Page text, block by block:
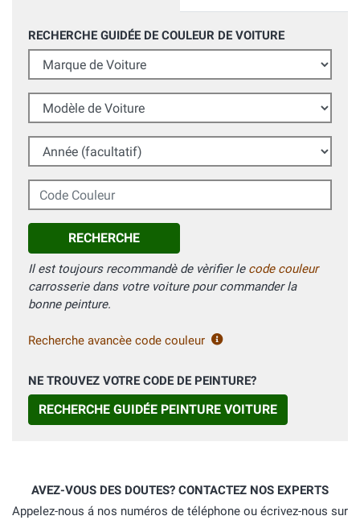
RECHERCHE GUIDÉE DE COULEUR DE VOITURE
Marque de Voiture
Modèle de Voiture
Année (facultatif)
Code Couleur
RECHERCHE
Il est toujours recommandè de vèrifier le code couleur
carrosserie dans votre voiture pour commander la
bonne peinture.
Recherche avancèe code couleur
NE TROUVEZ VOTRE CODE DE PEINTURE?
RECHERCHE GUIDÉE PEINTURE VOITURE
AVEZ-VOUS DES DOUTES? CONTACTEZ NOS EXPERTS
Appelez-nous á nos numéros de téléphone ou écrivez-nous sur